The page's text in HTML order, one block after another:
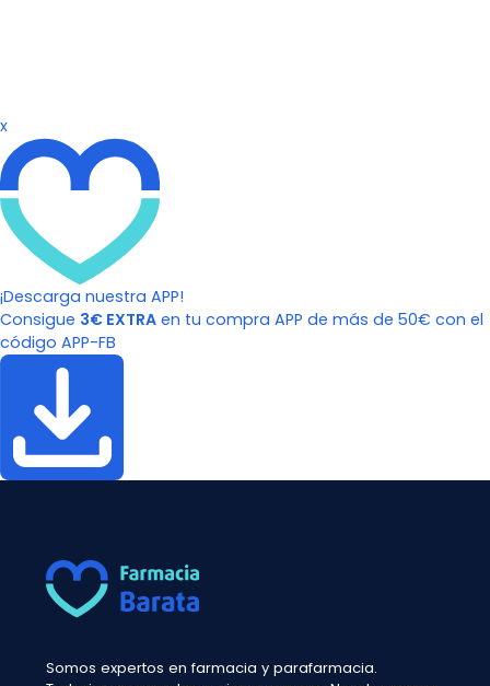
x
¡Descarga nuestra APP!
Consigue 3€ EXTRA en tu compra APP de más de 50€ con el
código APP-FB
Somos expertos en farmacia y parafarmacia.